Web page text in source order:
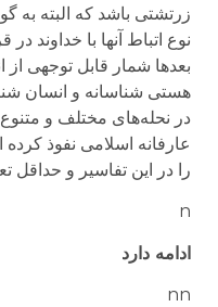
زرتشتی باشد که البته به
نوع اتباط آنها با خداوند
بعدها شمار قابل توجهی از
هستی شناسانه و انسان
در نحله‌های مختلف و
عارفانه اسلامی نفوذ
را در این تفاسیر و حداقل
n
ادامه دارد
nn